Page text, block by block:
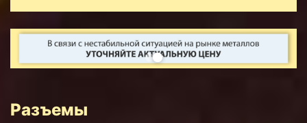
Разъемы